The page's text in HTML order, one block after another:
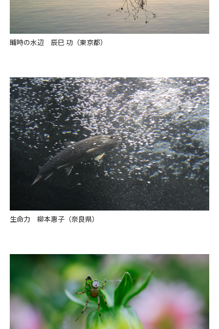
晡時の水辺 辰巳 功（東京都）
生命力 柳本惠子（奈良県）